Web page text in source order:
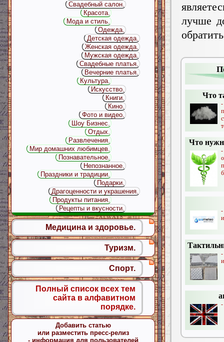
Что
Что
-
-
лучше
Свадебный салон.
Красота.
Мода и стиль.
Одежда.
Детская одежда.
Женская одежда.
Мужская одежда.
Свадебные платья.
Вечерние платья.
Культура.
Искусство.
Книги.
Кино.
Фото и видео.
Шоу Бизнес.
Отдых.
Развлечения.
Мир домашних любимцев.
Познавательное.
Непознанное.
Праздники и традиции.
Подарки.
Драгоценности и украшения.
Продукты питания.
Рецепты и вкусности.
Медицина и здоровье.
Туризм.
Спорт.
Полный список всех тем
сайта в алфавитном
порядке.
Добавить статью
или разместить пресс-релиз
- информация для пользователей